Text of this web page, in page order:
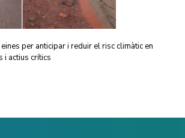
per anticipar i reduir el risc climàtic en
i actius crítics